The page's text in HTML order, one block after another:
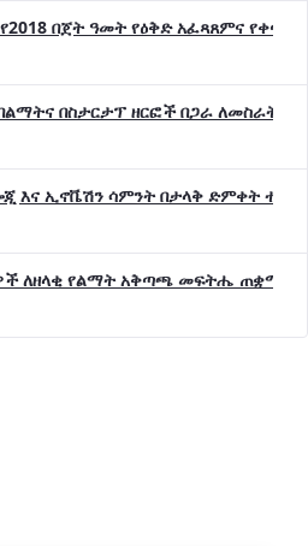
በጀት ዓመት የዕቅድ አፈጻጸምና
በስታርታፕ ዘርፎች በጋራ ለመስራት
እና ኢኖቬሽን ሳምንት በታላቅ ድምቀት
ለዘላቂ የልማት አቅጣጫ መፍትሔ ጠቋሚ